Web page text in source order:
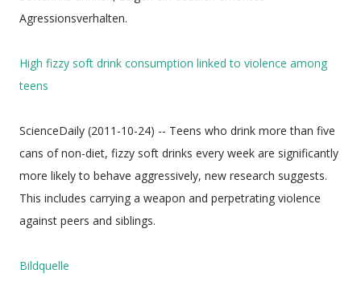
Agressionsverhalten.
High fizzy soft drink consumption linked to violence among
teens
ScienceDaily (2011-10-24) -- Teens who drink more than five
cans of non-diet, fizzy soft drinks every week are significantly
more likely to behave aggressively, new research suggests.
This includes carrying a weapon and perpetrating violence
against peers and siblings.
Bildquelle